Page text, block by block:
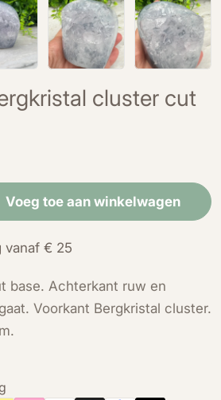
cluster cut
voor Agaat met
de hoeveelheid voor Agaat
Voeg toe aan winkelwagen
vanaf € 25
base. Achterkant ruw en
Voorkant Bergkristal cluster.